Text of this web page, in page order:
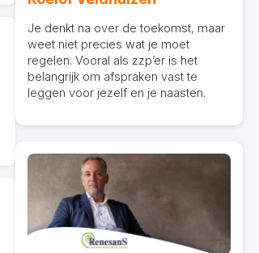
Je denkt na over de toekomst, maar
weet niet precies wat je moet
regelen. Vooral als zzp’er is het
belangrijk om afspraken vast te
leggen voor jezelf en je naasten.